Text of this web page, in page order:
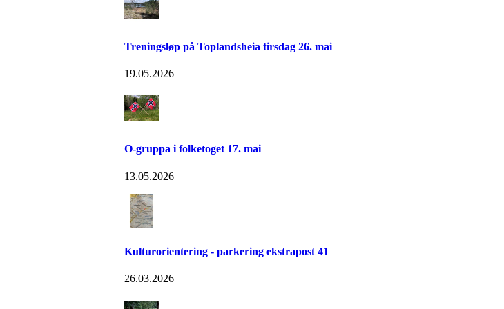
Treningsløp på Toplandsheia tirsdag 26. mai
19.05.2026
O-gruppa i folketoget 17. mai
13.05.2026
Kulturorientering - parkering ekstrapost 41
26.03.2026